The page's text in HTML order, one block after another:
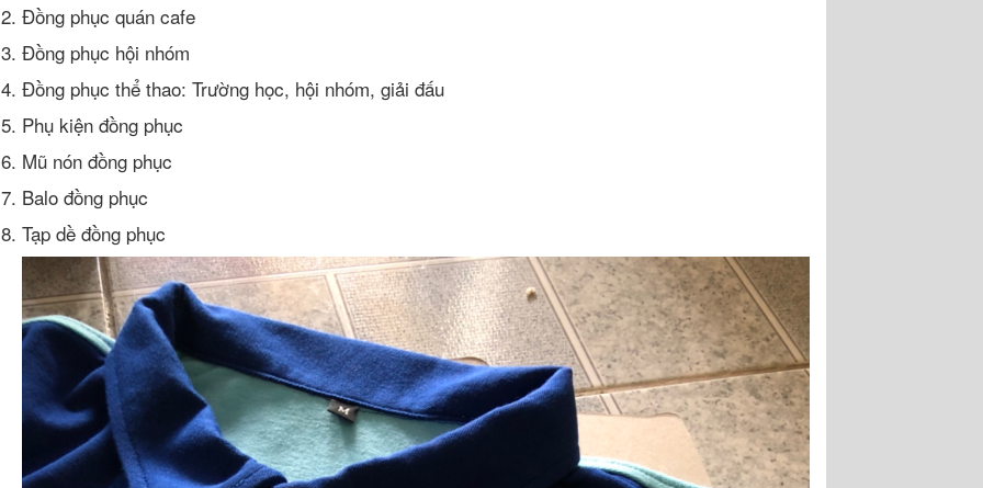
Đồng phục quán cafe
Đồng phục hội nhóm
Đồng phục thể thao: Trường học, hội nhóm, giải đấu
Phụ kiện đồng phục
Mũ nón đồng phục
Balo đồng phục
Tạp dề đồng phục